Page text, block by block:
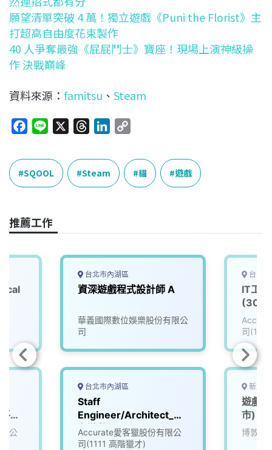
願望清單突破 4 萬！獨立遊戲《Puni the Florist》主
打超高自由度花束製作
40 人爭奪最強《屁屁鬥士》寶座！現場上演神級操
作 決戰巔峰
資料來源： famitsu 、 Steam
c
e
b
o
k
n
e
r
e
a
n
e
n
p
y
L
k
SQOOL Steam 貓 遊戲
推薦工作
台
公
台北市內湖區
資深遊戲程式設計師 A
華義國際數位娛樂股份有限公
司
台北市內湖區
Staff
Engineer/Architect_知
名遊戲公司 (3008596)
Accurate愛客獵股份有限公
司(1111 高階獵才)
台中
IT工
司
新北
遊戲
市)
博敦電